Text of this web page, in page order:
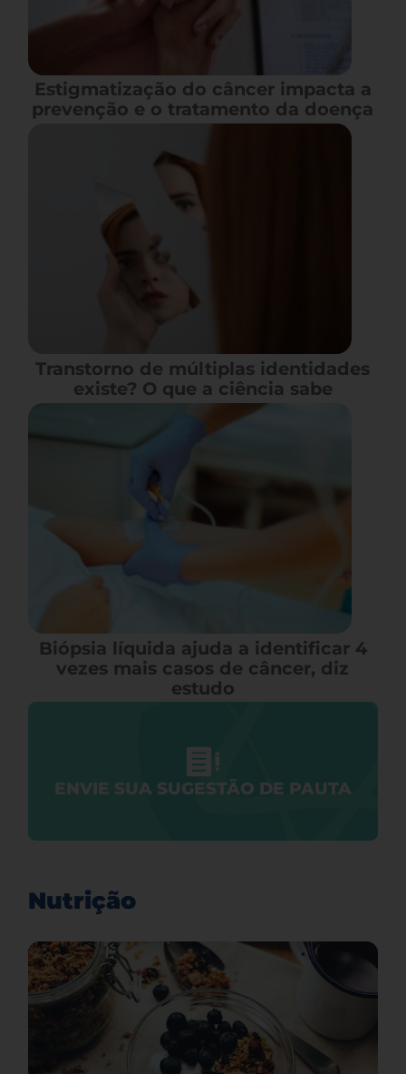
Estigmatização do câncer impacta a
prevenção e o tratamento da doença
Transtorno de múltiplas identidades
existe? O que a ciência sabe
Biópsia líquida ajuda a identificar 4
vezes mais casos de câncer, diz
estudo
ENVIE SUA SUGESTÃO DE PAUTA
Nutrição